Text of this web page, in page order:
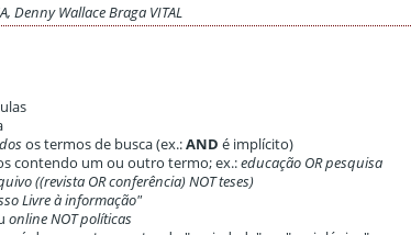
Denny Wallace Braga VITAL
os termos de busca (ex.:AND é implícito)
contendo um ou outro termo; ex.:educação OR pesquisa
((revista OR conferência) NOT teses)
Livre à informação"
online NOT políticas